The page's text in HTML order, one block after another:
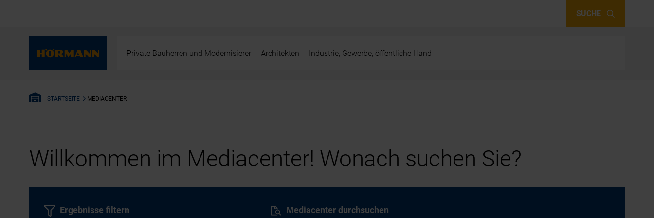
SUCHE
Private Bauherren und Modernisierer Architekten Industrie, Gewerbe, öffentliche Hand
STARTSEITE MEDIACENTER
Willkommen im Mediacenter! Wonach suchen Sie?
Mediacenter durchsuchen
Ergebnisse filtern